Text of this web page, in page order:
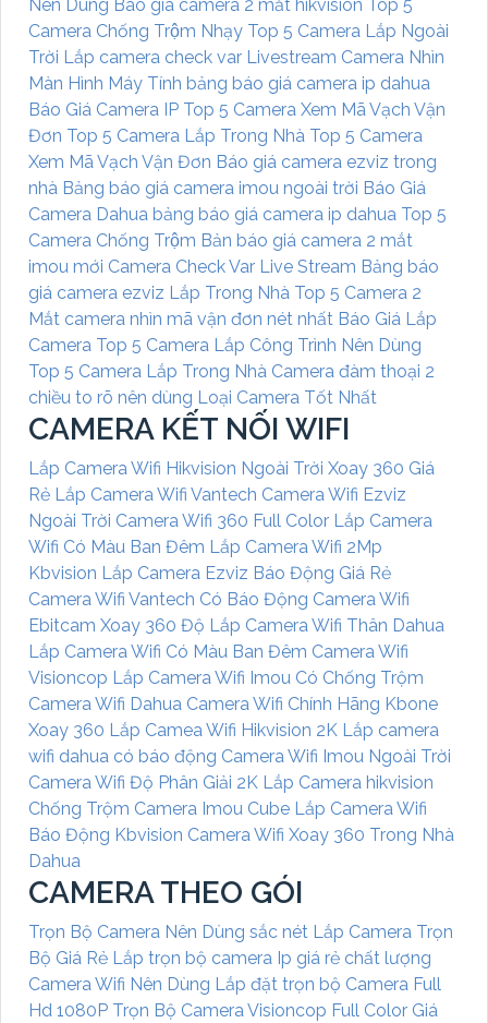
Nên Dùng Báo giá camera 2 mắt hikvision Top 5
Camera Chống Trộm Nhạy Top 5 Camera Lắp Ngoài
Trời Lắp camera check var Livestream Camera Nhìn
Màn Hình Máy Tính bảng báo giá camera ip dahua
Báo Giá Camera IP Top 5 Camera Xem Mã Vạch Vận
Đơn Top 5 Camera Lắp Trong Nhà Top 5 Camera
Xem Mã Vạch Vận Đơn Báo giá camera ezviz trong
nhà Bảng báo giá camera imou ngoài trời Báo Giá
Camera Dahua bảng báo giá camera ip dahua Top 5
Camera Chống Trộm Bản báo giá camera 2 mắt
imou mới Camera Check Var Live Stream Bảng báo
giá camera ezviz Lắp Trong Nhà Top 5 Camera 2
Mắt camera nhìn mã vận đơn nét nhất Báo Giá Lắp
Camera Top 5 Camera Lắp Công Trình Nên Dùng
Top 5 Camera Lắp Trong Nhà Camera đàm thoại 2
chiều to rõ nên dùng Loại Camera Tốt Nhất
CAMERA KẾT NỐI WIFI
Lắp Camera Wifi Hikvision Ngoài Trời Xoay 360 Giá
Rẻ Lắp Camera Wifi Vantech Camera Wifi Ezviz
Ngoài Trời Camera Wifi 360 Full Color Lắp Camera
Wifi Có Màu Ban Đêm Lắp Camera Wifi 2Mp
Kbvision Lắp Camera Ezviz Báo Động Giá Rẻ
Camera Wifi Vantech Có Báo Động Camera Wifi
Ebitcam Xoay 360 Độ Lắp Camera Wifi Thân Dahua
Lắp Camera Wifi Có Màu Ban Đêm Camera Wifi
Visioncop Lắp Camera Wifi Imou Có Chống Trộm
Camera Wifi Dahua Camera Wifi Chính Hãng Kbone
Xoay 360 Lắp Camea Wifi Hikvision 2K Lắp camera
wifi dahua có báo động Camera Wifi Imou Ngoài Trời
Camera Wifi Độ Phân Giải 2K Lắp Camera hikvision
Chống Trộm Camera Imou Cube Lắp Camera Wifi
Báo Động Kbvision Camera Wifi Xoay 360 Trong Nhà
Dahua
CAMERA THEO GÓI
Trọn Bộ Camera Nên Dùng sắc nét Lắp Camera Trọn
Bộ Giá Rẻ Lắp trọn bộ camera Ip giá rẻ chất lượng
Camera Wifi Nên Dùng Lắp đặt trọn bộ Camera Full
Hd 1080P Trọn Bộ Camera Visioncop Full Color Giá